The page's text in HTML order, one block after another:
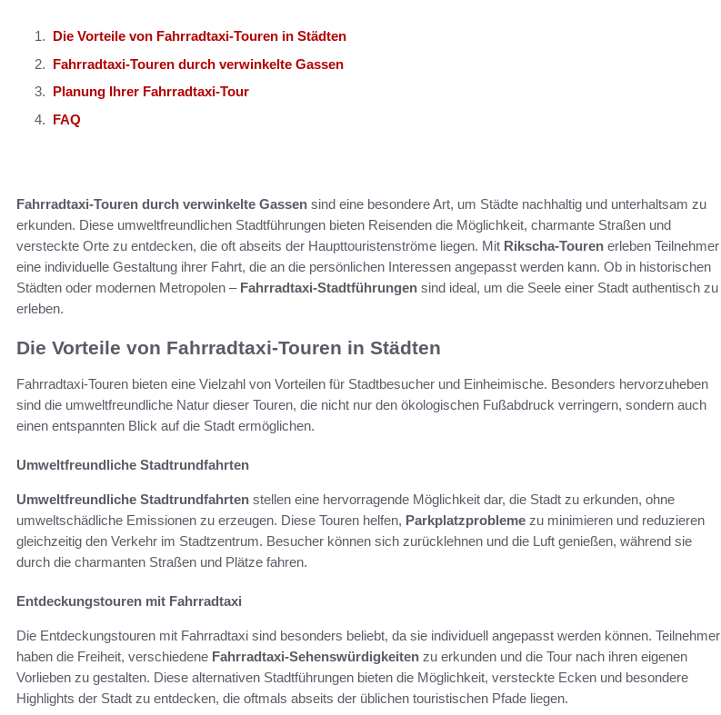
Die Vorteile von Fahrradtaxi-Touren in Städten
Fahrradtaxi-Touren durch verwinkelte Gassen
Planung Ihrer Fahrradtaxi-Tour
FAQ
Fahrradtaxi-Touren durch verwinkelte Gassen sind eine besondere Art, um Städte nachhaltig und unterhaltsam zu
erkunden. Diese umweltfreundlichen Stadtführungen bieten Reisenden die Möglichkeit, charmante Straßen und
versteckte Orte zu entdecken, die oft abseits der Haupttouristenströme liegen. Mit Rikscha-Touren erleben Teilnehmer
eine individuelle Gestaltung ihrer Fahrt, die an die persönlichen Interessen angepasst werden kann. Ob in historischen
Städten oder modernen Metropolen – Fahrradtaxi-Stadtführungen sind ideal, um die Seele einer Stadt authentisch zu
erleben.
Die Vorteile von Fahrradtaxi-Touren in Städten
Fahrradtaxi-Touren bieten eine Vielzahl von Vorteilen für Stadtbesucher und Einheimische. Besonders hervorzuheben
sind die umweltfreundliche Natur dieser Touren, die nicht nur den ökologischen Fußabdruck verringern, sondern auch
einen entspannten Blick auf die Stadt ermöglichen.
Umweltfreundliche Stadtrundfahrten
Umweltfreundliche Stadtrundfahrten stellen eine hervorragende Möglichkeit dar, die Stadt zu erkunden, ohne
umweltschädliche Emissionen zu erzeugen. Diese Touren helfen, Parkplatzprobleme zu minimieren und reduzieren
gleichzeitig den Verkehr im Stadtzentrum. Besucher können sich zurücklehnen und die Luft genießen, während sie
durch die charmanten Straßen und Plätze fahren.
Entdeckungstouren mit Fahrradtaxi
Die Entdeckungstouren mit Fahrradtaxi sind besonders beliebt, da sie individuell angepasst werden können. Teilnehmer
haben die Freiheit, verschiedene Fahrradtaxi-Sehenswürdigkeiten zu erkunden und die Tour nach ihren eigenen
Vorlieben zu gestalten. Diese alternativen Stadtführungen bieten die Möglichkeit, versteckte Ecken und besondere
Highlights der Stadt zu entdecken, die oftmals abseits der üblichen touristischen Pfade liegen.